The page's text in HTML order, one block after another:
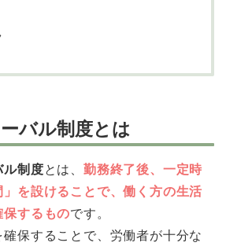
バル制度とは
ル制度とは、勤務終了後、一定時
を設けることで、働く方の生活
保するものです。
保することで、労働者が十分な